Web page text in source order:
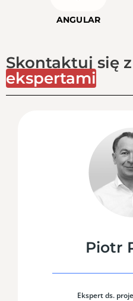
ANGULAR
Skontaktuj się
ekspertami
Piotr
Ekspert ds.